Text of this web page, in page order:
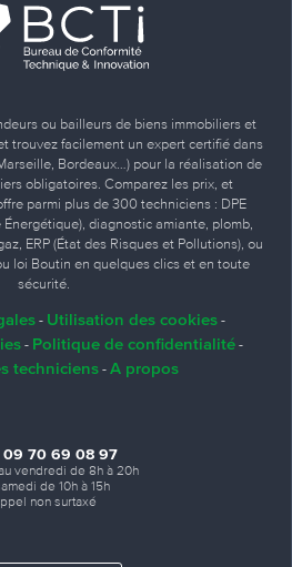
ou bailleurs de biens immobiliers et
trouvez facilement un expert certifié dans
Bordeaux…) pour la réalisation de
obligatoires. Comparez les prix, et
parmi plus de 300 techniciens : DPE
diagnostic amiante, plomb,
ERP (État des Risques et Pollutions), ou
loi Boutin en quelques clics et en toute
sécurité.
- Utilisation des cookies -
- Politique de confidentialité -
techniciens- A propos
09 70 69 08 97
vendredi de 8h à 20h
de 10h à 15h
non surtaxé